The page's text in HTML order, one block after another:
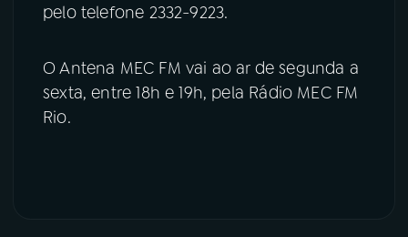
pelo telefone 2332-9223.
O Antena MEC FM vai ao ar de segunda a
sexta, entre 18h e 19h, pela Rádio MEC FM
Rio.